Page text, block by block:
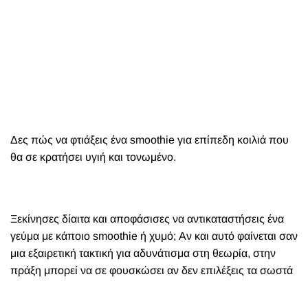
Δες πώς να φτιάξεις ένα smoothie για επίπεδη κοιλιά που
θα σε κρατήσει υγιή και τονωμένο.
Ξεκίνησες δίαιτα και αποφάσισες να αντικαταστήσεις ένα
γεύμα με κάποιο smoothie ή χυμό; Αν και αυτό φαίνεται σαν
μια εξαιρετική τακτική για αδυνάτισμα στη θεωρία, στην
πράξη μπορεί να σε φουσκώσει αν δεν επιλέξεις τα σωστά